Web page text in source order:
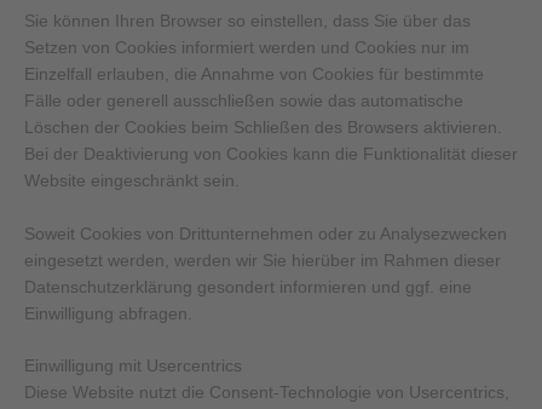
Sie können Ihren Browser so einstellen, dass Sie über das
Setzen von Cookies informiert werden und Cookies nur im
Einzelfall erlauben, die Annahme von Cookies für bestimmte
Fälle oder generell ausschließen sowie das automatische
Löschen der Cookies beim Schließen des Browsers aktivieren.
Bei der Deaktivierung von Cookies kann die Funktionalität dieser
Website eingeschränkt sein.
Soweit Cookies von Drittunternehmen oder zu Analysezwecken
eingesetzt werden, werden wir Sie hierüber im Rahmen dieser
Datenschutzerklärung gesondert informieren und ggf. eine
Einwilligung abfragen.
Einwilligung mit Usercentrics
Diese Website nutzt die Consent-Technologie von Usercentrics,